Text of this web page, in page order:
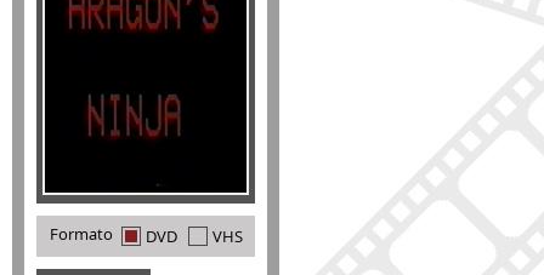
Formato DVD VHS